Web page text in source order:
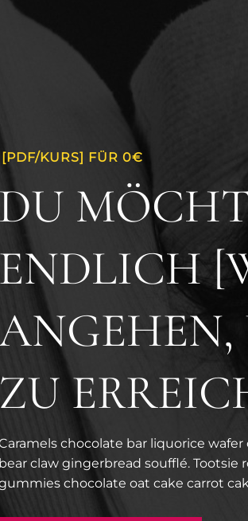
[PDF/KURS] FÜR 0€
DU
ENDLICH
ZU
chocolate bar liquorice
bear claw gingerbread soufflé. Tootsie
chocolate oat cake carrot